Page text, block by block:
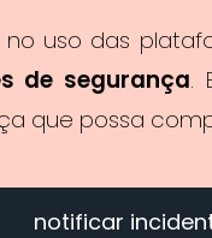
uso das
de segurança.
que possa
notificar